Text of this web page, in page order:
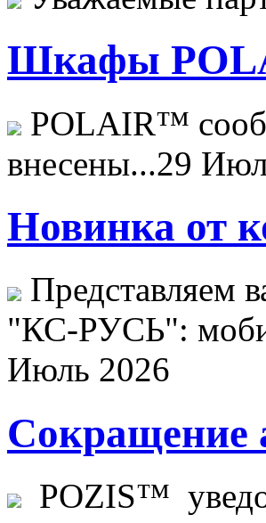
Шкафы
POLAIR™
внесены...29
Новинка от
Представляем
"КС-РУСЬ":
Июль 2026
Сокращение
POZIS™